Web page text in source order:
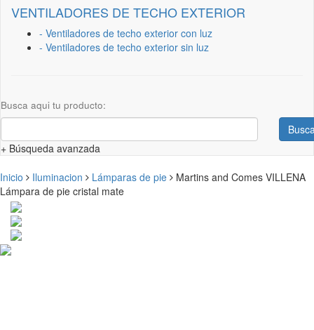
VENTILADORES DE TECHO EXTERIOR
- Ventiladores de techo exterior con luz
- Ventiladores de techo exterior sin luz
Busca aqui tu producto:
+ Búsqueda avanzada
Inicio Iluminacion Lámparas de pie
Martins and Comes VILLENA
Lámpara de pie cristal mate